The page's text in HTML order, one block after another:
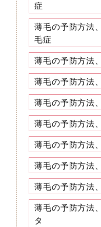
症
薄毛の予防方法
毛症
薄毛の予防方法
薄毛の予防方法
薄毛の予防方法
薄毛の予防方法
薄毛の予防方法
薄毛の予防方法
薄毛の予防方法
薄毛の予防方法
タ